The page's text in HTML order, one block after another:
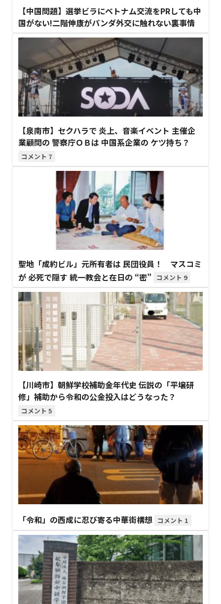
【中国問題】選挙ビラにベトナム交流をPRしても中
国がない!二階伸康がパンダ外交に触れない裏事情
【泉南市】セクハラで 炎上、音楽イベント 主催企
業顧問の 警察庁ＯＢは 中国系企業の ケツ持ち？
7
聖地「成約ビル」元所有者は 民団役員！ マスコミ
が 必死で隠す 統一教会と在日の “密”
9
【川崎市】朝鮮学校補助金年代史 伝説の「平壌研
修」補助から令和の公金投入はどうなった？
5
「令和」の西成に忍び寄る中華街構想 1